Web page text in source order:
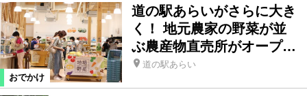
おでかけ
道の駅あらいがさらに大き
く！ 地元農家の野菜が並
ぶ農産物直売所がオープ…
道の駅あらい